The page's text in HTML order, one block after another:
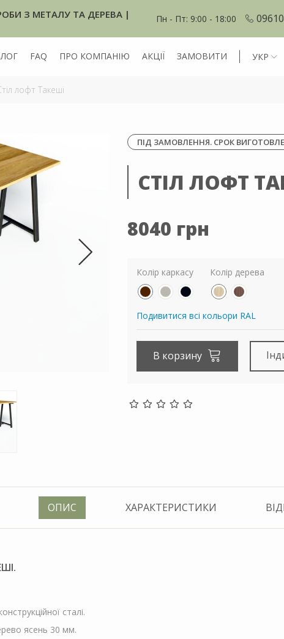
З МЕТАЛУ ТА ДЕРЕВА |
Пн - Пт: 9:00 - 18:00
FAQ ПРО КОМПАНІЮ АКЦІЇ ЗАМОВИТИ УКР
лофт Такеші
ПІД ЗАМОВЛЕННЯ. СРОК
СТІЛ ЛОФТ
8040 грн
Колір каркасу Колір дерева
Подивитися всі кольори RAL
В корзину
ОПИС ХАРАКТЕРИСТИКИ
сталі.
ясень 30 мм.